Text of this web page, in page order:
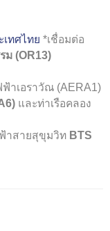
ทศไทย *เชื่อมต่อ
(OR13)
ฟ้าเอราวัณ (AERA1)
และท่าเรือคลอง
าสายสุขุมวิท BTS